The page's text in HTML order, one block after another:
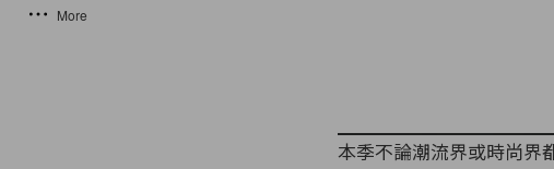
More
本季不論潮流界或時尚界